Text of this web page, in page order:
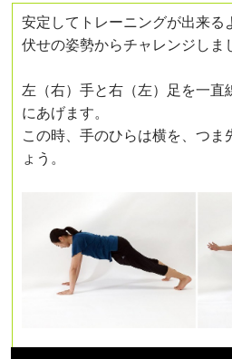
安定してトレーニングが出来る
伏せの姿勢からチャレンジしま
左（右）手と右（左）足を一直
にあげます。
この時、手のひらは横を、つま
ょ